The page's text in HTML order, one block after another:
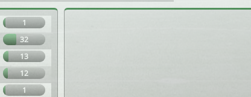
1
32
13
12
1